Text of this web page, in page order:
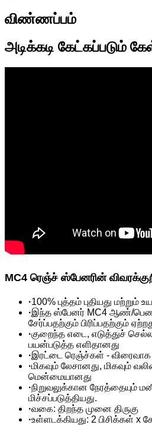
விண்ணப்பம்
அடிக்கடி கேட்கப்படும்
MC4 ரெஞ்ச் ஸ்பேனரின்
·100% புத்தம் புதியது மற்றும்
·இந்த ஸ்பேனர் MC4 ஆண்/
சேர்ப்பதற்கும் பிரிப்பதற்கும்
·குறைந்த எடை, எடுத்துச்
பயன்படுத்த எளிதானது
·இரட்டை ரெஞ்ச்கள் - விரைவாக
·மிகவும் லேசானது, மிகவும்
மென்மையானது
·நிறுவலுக்கான நேரத்தையும்
மிச்சப்படுத்தியது.
·வகை: திறந்த முனை திருகு
·உள்ளடக்கியது: 2 பிசிக்கள் x